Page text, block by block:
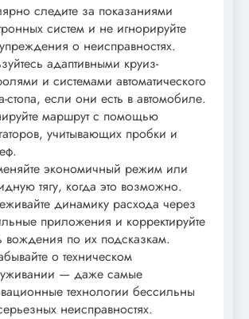
следите за показаниями
систем и не игнорируйте
о неисправностях.
адаптивными круиз-
и системами автоматического
стопа, если они есть в автомобиле.
маршрут с помощью
учитывающих пробки и
экономичный режим или
тягу, когда это возможно.
динамику расхода через
приложения и корректируйте
вождения по их подсказкам.
о техническом
— даже самые
технологии бессильны
неисправностях.